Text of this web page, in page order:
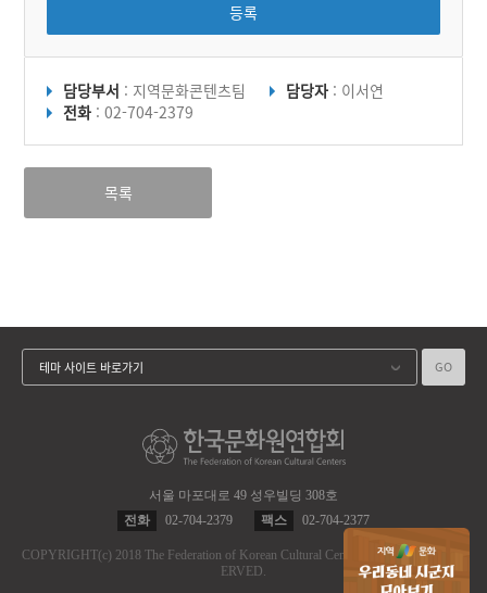
등록
담당부서 : 지역문화콘텐츠팀 담당자 : 이서연
전화 : 02-704-2379
목록
서울 마포대로 49 성우빌딩 308호
전화
02-704-2379 팩스 02-704-2377
COPYRIGHT(c) 2018 The Federation of Korean Cultural Centers.
ALL RIGHT RES
ERVED.
테마 사이트 바로가기 GO